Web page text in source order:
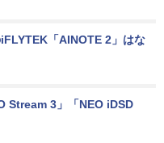
「AINOTE 2」はな
Stream 3」「NEO iDSD